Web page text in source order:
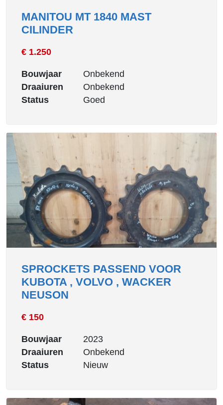
MANITOU MT 1840 MAST
CILINDER
€ 1.250
Bouwjaar
Onbekend
Draaiuren
Onbekend
Status
Goed
SPROCKETS PASSEND VOOR
KUBOTA , VOLVO , WACKER
NEUSON
€ 150
Bouwjaar
2023
Draaiuren
Onbekend
Status
Nieuw